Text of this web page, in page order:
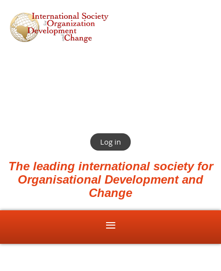
Log in
The leading international society for
Organisational Development and
Change